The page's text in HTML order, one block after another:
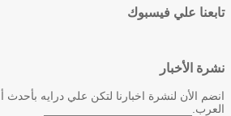
تابعنا علي فيسبوك
نشرة الأخبار
انضم الأن لنشرة اخبارنا لتكن علي درايه بأحدث
العرب.